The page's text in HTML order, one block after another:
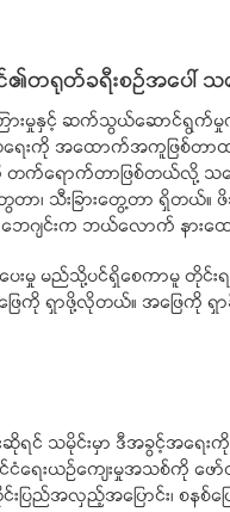
၏တရုတ်ခရီးစဉ်အပေါ် သဘ
ြားမှုနှင့် ဆက်သွယ်ဆောင်ရွက်
အထောက်အကူဖြစ်တာထက် အ
ောက်တာဖြစ်တယ်လို့ သဘော
ေတာ၊ သီးခြားတွေ့တာ
ေဂျင်းက ဘယ်လောက် နား
းမှု မည်သို့ပင်ရှိစေကာမူ တိုင်းရ
ေကို ရှာဖို့လိုတယ်။ အဖြေကို ရှ
ရင် သမိုင်းမှာ ဒီအခွင့်အရေ
ငံရေးယဉ်ကျေးမှုအသစ်ကို ဖ
ြည်အလှည့်အပြောင်း၊ စနစ်